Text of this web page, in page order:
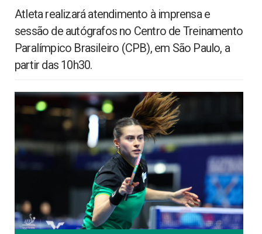
Atleta realizará atendimento à imprensa e
sessão de autógrafos no Centro de Treinamento
Paralímpico Brasileiro (CPB), em São Paulo, a
partir das 10h30.